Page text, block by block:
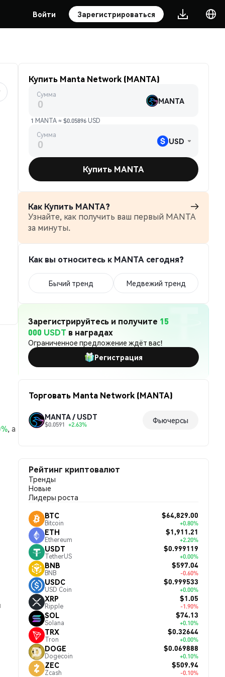
Войти Зарегистрироваться
, а
Купить Manta Network (MANTA)
Сумма
MANTA
1 MANTA ≈ $0.05896 USD
Сумма
USD
Купить MANTA
Как Купить MANTA?
Узнайте, как получить ваш первый MANTA
за минуты.
Как вы относитесь к MANTA сегодня?
Бычий тренд Медвежий тренд
Зарегистрируйтесь и получите 15
000 USDT в наградах
Ограниченное предложение ждёт вас!
Регистрация
Торговать Manta Network (MANTA)
MANTA / USDT
$0.0591 +2.63% Фьючерсы
Рейтинг криптовалют
Тренды
Новые
Лидеры роста
BTC
Bitcoin
$64,829.00
+0.80%
ETH
Ethereum
$1,911.21
+2.20%
USDT
TetherUS
$0.999119
+0.00%
BNB
BNB
$597.04
-0.60%
USDC
USD Coin
$0.999533
+0.00%
XRP
Ripple
$1.05
-1.90%
SOL
Solana
$74.13
+0.10%
TRX
Tron
$0.32644
+0.00%
DOGE
Dogecoin
$0.069888
+0.10%
ZEC
Zcash
$509.94
-0.10%